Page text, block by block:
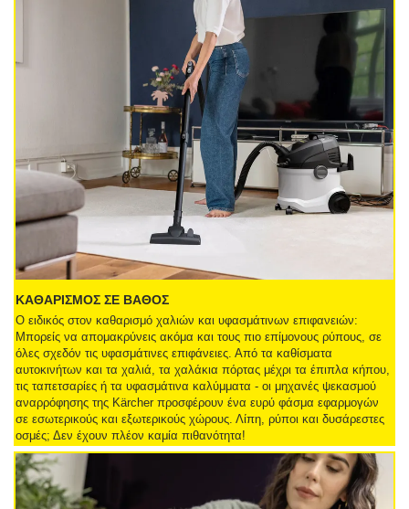
ΚΑΘΑΡΙΣΜΟΣ ΣΕ ΒΑΘΟΣ
Ο ειδικός στον καθαρισμό χαλιών και υφασμάτινων επιφανειών:
Μπορείς να απομακρύνεις ακόμα και τους πιο επίμονους ρύπους, σε
όλες σχεδόν τις υφασμάτινες επιφάνειες. Από τα καθίσματα
αυτοκινήτων και τα χαλιά, τα χαλάκια πόρτας μέχρι τα έπιπλα κήπου,
τις ταπετσαρίες ή τα υφασμάτινα καλύμματα - οι μηχανές ψεκασμού
αναρρόφησης της Kärcher προσφέρουν ένα ευρύ φάσμα εφαρμογών
σε εσωτερικούς και εξωτερικούς χώρους. Λίπη, ρύποι και δυσάρεστες
οσμές; Δεν έχουν πλέον καμία πιθανότητα!